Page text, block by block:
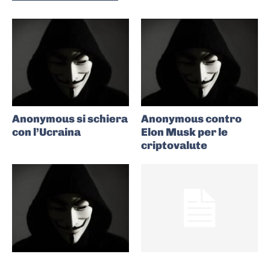
Anonymous si schiera
con l’Ucraina
Anonymous contro
Elon Musk per le
criptovalute